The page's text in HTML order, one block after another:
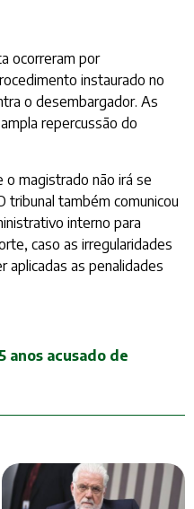
ocorreram por
instaurado no
o desembargador. As
repercussão do
o magistrado não irá se
tribunal também comunicou
interno para
caso as irregularidades
aplicadas as penalidades
anos acusado de